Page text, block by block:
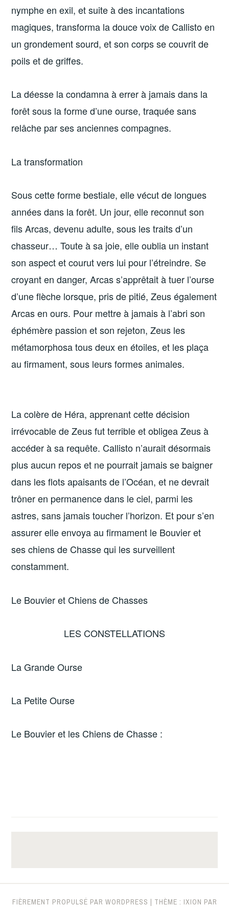
nymphe en exil, et suite à des incantations
magiques, transforma la douce voix de Callisto en
un grondement sourd, et son corps se couvrit de
poils et de griffes.
La déesse la condamna à errer à jamais dans la
forêt sous la forme d’une ourse, traquée sans
relâche par ses anciennes compagnes.
La transformation
Sous cette forme bestiale, elle vécut de longues
années dans la forêt. Un jour, elle reconnut son
fils Arcas, devenu adulte, sous les traits d’un
chasseur… Toute à sa joie, elle oublia un instant
son aspect et courut vers lui pour l’étreindre. Se
croyant en danger, Arcas s’apprêtait à tuer l’ourse
d’une flèche lorsque, pris de pitié, Zeus également
Arcas en ours. Pour mettre à jamais à l’abri son
éphémère passion et son rejeton, Zeus les
métamorphosa tous deux en étoiles, et les plaça
au firmament, sous leurs formes animales.
La colère de Héra, apprenant cette décision
irrévocable de Zeus fut terrible et obligea Zeus à
accéder à sa requête. Callisto n’aurait désormais
plus aucun repos et ne pourrait jamais se baigner
dans les flots apaisants de l’Océan, et ne devrait
trôner en permanence dans le ciel, parmi les
astres, sans jamais toucher l’horizon. Et pour s’en
assurer elle envoya au firmament le Bouvier et
ses chiens de Chasse qui les surveillent
constamment.
Le Bouvier et Chiens de Chasses
LES CONSTELLATIONS
La Grande Ourse
La Petite Ourse
Le Bouvier et les Chiens de Chasse :
FIÈREMENT PROPULSÉ PAR WORDPRESS | THÈME : IXION PAR